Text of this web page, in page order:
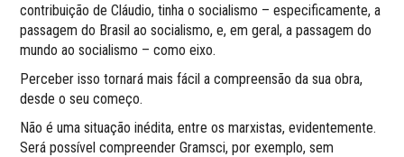
contribuição de Cláudio, tinha o socialismo – especificamente, a
passagem do Brasil ao socialismo, e, em geral, a passagem do
mundo ao socialismo – como eixo.
Perceber isso tornará mais fácil a compreensão da sua obra,
desde o seu começo.
Não é uma situação inédita, entre os marxistas, evidentemente.
Será possível compreender Gramsci, por exemplo, sem